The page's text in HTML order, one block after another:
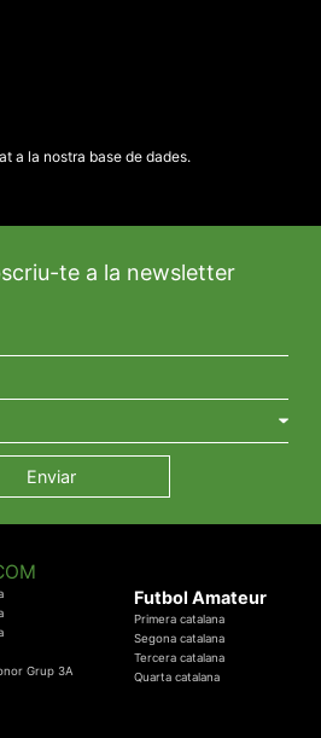
a la nostra base de dades.
te a la newsletter
Grup 3A
Futbol Amateur
Primera catalana
Segona catalana
Tercera catalana
Quarta catalana